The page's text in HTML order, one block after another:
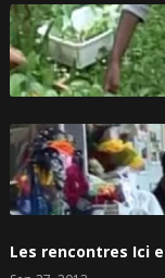
Les rencontres Ici